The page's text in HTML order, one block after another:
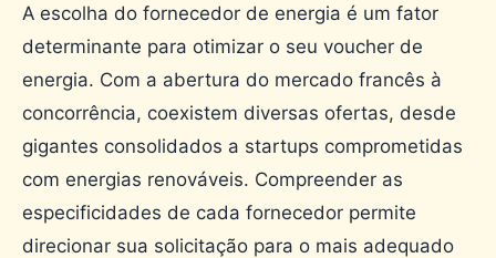
A escolha do fornecedor de energia é um fator
determinante para otimizar o seu voucher de
energia. Com a abertura do mercado francês à
concorrência, coexistem diversas ofertas, desde
gigantes consolidados a startups comprometidas
com energias renováveis. Compreender as
especificidades de cada fornecedor permite
direcionar sua solicitação para o mais adequado